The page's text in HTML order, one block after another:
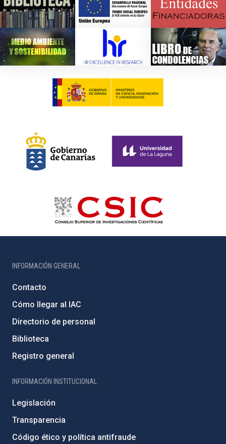
INFORMACIÓN GENERAL
Contacto
Cómo llegar al IAC
Directorio de personal
Biblioteca
Registro general
INFORMACIÓN INSTITUCIONAL
Legislación
Transparencia
Código ético y política antifraude